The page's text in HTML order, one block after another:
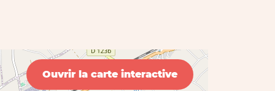
Ouvrir la carte interactive